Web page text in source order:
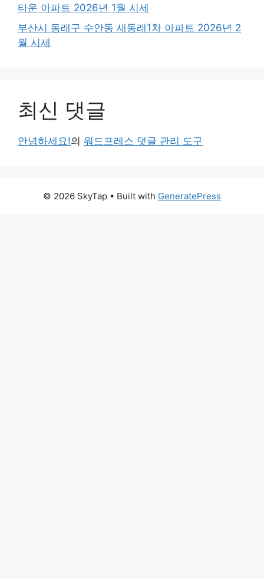
타운 아파트 2026년 1월 시세
부산시 동래구 수안동 새동래1차 아파트 2026년 2
월 시세
최신 댓글
안녕하세요!의 워드프레스 댓글 관리 도구
© 2026 SkyTap • Built with GeneratePress